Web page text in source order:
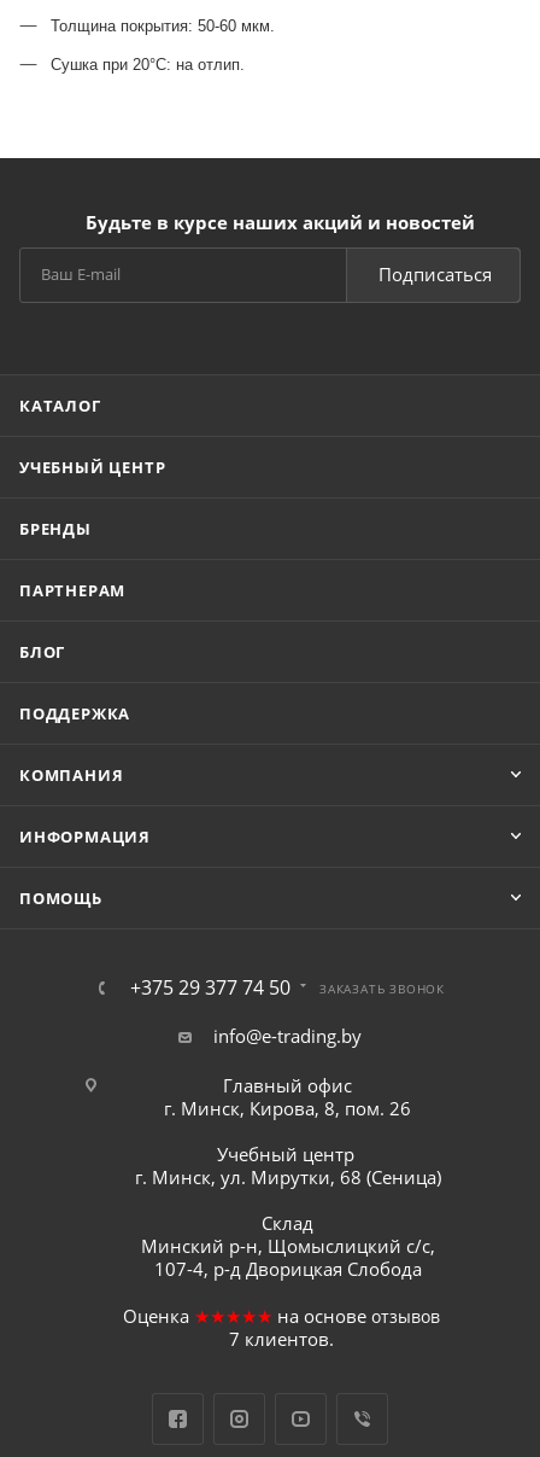
Толщина покрытия: 50-60 мкм.
Сушка при 20°C: на отлип.
Будьте в курсе наших акций и новостей
Подписаться
КАТАЛОГ
УЧЕБНЫЙ ЦЕНТР
БРЕНДЫ
ПАРТНЕРАМ
БЛОГ
ПОДДЕРЖКА
КОМПАНИЯ
ИНФОРМАЦИЯ
ПОМОЩЬ
+375 29 377 74 50 ЗАКАЗАТЬ ЗВОНОК
info@e-trading.by
Главный офис
г. Минск, Кирова, 8, пом. 26
Учебный центр
г. Минск, ул. Мирутки, 68 (Сеница)
Склад
Минский р-н, Щомыслицкий с/с,
107-4, р-д Дворицкая Слобода
Оценка ★★★★★ на основе отзывов
7 клиентов.